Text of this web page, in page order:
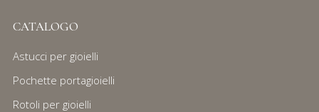
CATALOGO
Astucci per gioielli
Pochette portagioielli
Rotoli per gioielli